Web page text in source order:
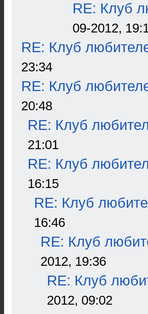
RE: Клуб
09-2012,
RE: Клуб
23:34
RE: Клуб
20:48
RE: Клуб
21:01
RE: Клуб
16:15
RE: Клуб
16:46
RE: Клуб
2012, 19:36
RE: Клуб
2012, 09:02